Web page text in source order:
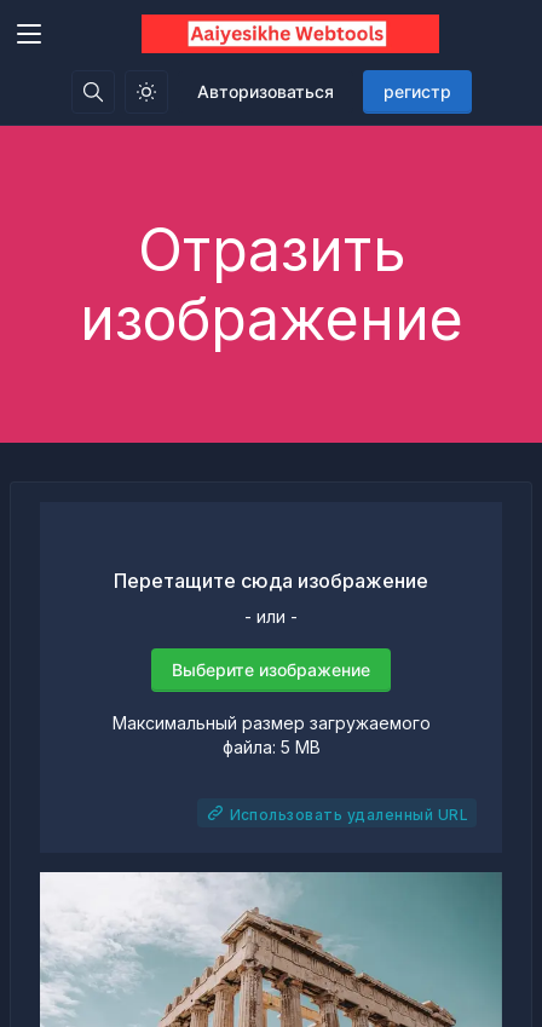
Авторизоваться регистр
Отразить
изображение
Перетащите сюда изображение
- или -
Выберите изображение
Максимальный размер загружаемого
файла: 5 MB
Использовать удаленный URL